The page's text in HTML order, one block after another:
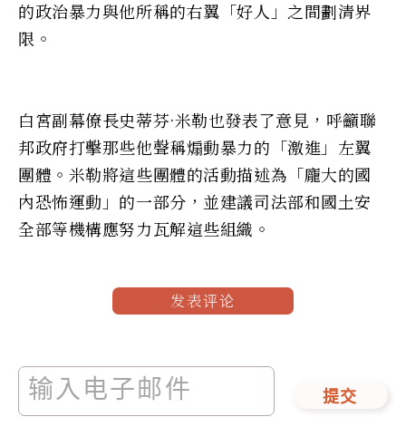
的政治暴力與他所稱的右翼「好人」之間劃清界
限。
白宮副幕僚長史蒂芬·米勒也發表了意見，呼籲聯
邦政府打擊那些他聲稱煽動暴力的「激進」左翼
團體。米勒將這些團體的活動描述為「龐大的國
內恐怖運動」的一部分，並建議司法部和國土安
全部等機構應努力瓦解這些組織。
发表评论
提交